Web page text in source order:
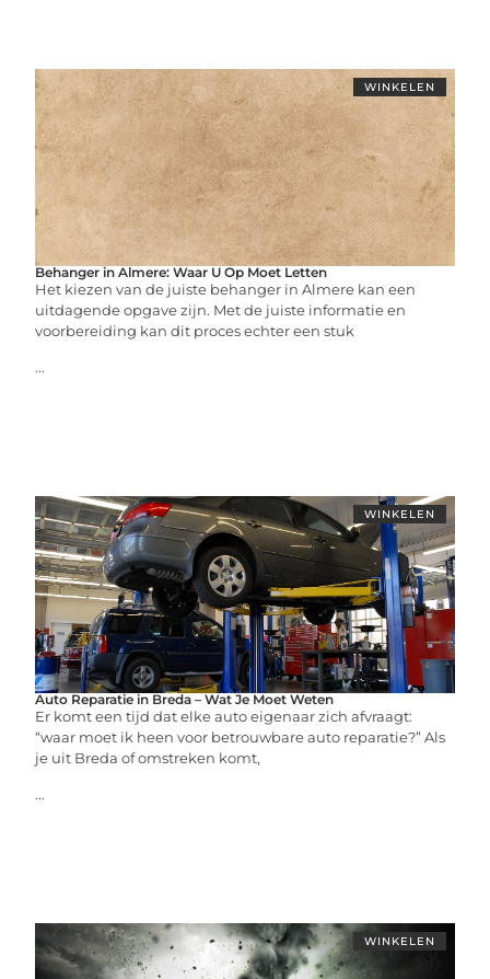
WINKELEN
Behanger in Almere: Waar U Op Moet Letten
Het kiezen van de juiste behanger in Almere kan een
uitdagende opgave zijn. Met de juiste informatie en
voorbereiding kan dit proces echter een stuk
...
WINKELEN
Auto Reparatie in Breda – Wat Je Moet Weten
Er komt een tijd dat elke auto eigenaar zich afvraagt:
“waar moet ik heen voor betrouwbare auto reparatie?” Als
je uit Breda of omstreken komt,
...
WINKELEN